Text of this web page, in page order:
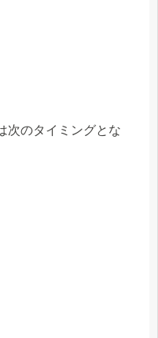
次のタイミングとな